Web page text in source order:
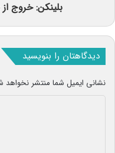
بلینکن: خروج از
دیدگاهتان را بنویسید
نشانی ایمیل شما منتشر نخواهد